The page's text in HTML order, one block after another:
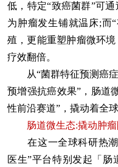
低，特定“致癌菌群”可
为肿瘤发生铺就温床;而
殖，更能重塑肿瘤微环
疗效翻倍。
从“菌群特征预测癌症
预增强抗癌效果”，肠道
性前沿赛道”，撬动着全
肠道微生态:撬动肿
在这一全球科研热潮
医生”平台特别发起「肠